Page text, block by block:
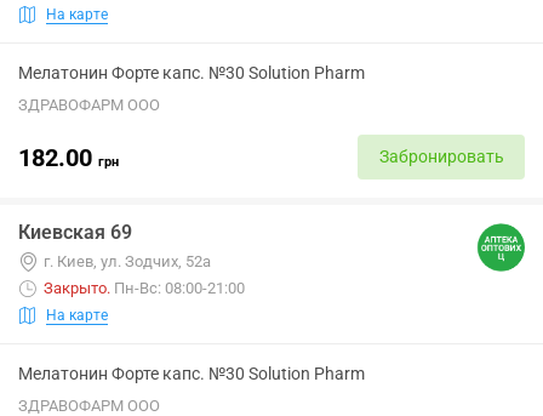
На карте
Мелатонин Форте капс. №30 Solution Pharm
ЗДРАВОФАРМ ООО
182.00 грн Забронировать
Киевская 69
г. Киев, ул. Зодчих, 52а
Закрыто. Пн-Вс: 08:00-21:00
На карте
Мелатонин Форте капс. №30 Solution Pharm
ЗДРАВОФАРМ ООО